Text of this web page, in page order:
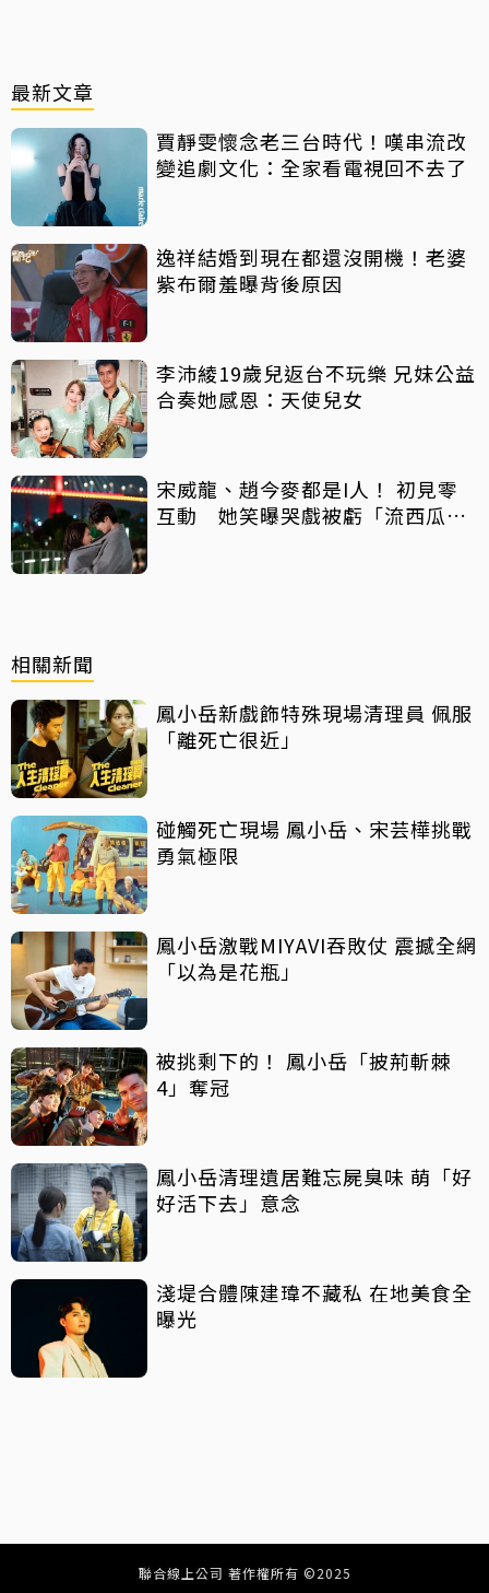
最新文章
賈靜雯懷念老三台時代！嘆串流改
變追劇文化：全家看電視回不去了
逸祥結婚到現在都還沒開機！老婆
紫布爾羞曝背後原因
李沛綾19歲兒返台不玩樂 兄妹公益
合奏她感恩：天使兒女
宋威龍、趙今麥都是I人！ 初見零
互動 她笑曝哭戲被虧「流西瓜
相關新聞
鳳小岳新戲飾特殊現場清理員 佩服
「離死亡很近」
碰觸死亡現場 鳳小岳、宋芸樺挑戰
勇氣極限
鳳小岳激戰MIYAVI吞敗仗 震撼全網
「以為是花瓶」
被挑剩下的！ 鳳小岳「披荊斬棘
4」奪冠
鳳小岳清理遺居難忘屍臭味 萌「好
好活下去」意念
淺堤合體陳建瑋不藏私 在地美食全
曝光
聯合線上公司 著作權所有 ©2025